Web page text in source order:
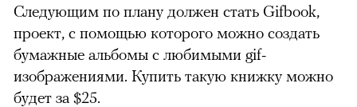
Следующим по плану должен стать Gifbook,
проект, с помощью которого можно создать
бумажные альбомы с любимыми gif-
изображениями. Купить такую книжку можно
будет за $25.